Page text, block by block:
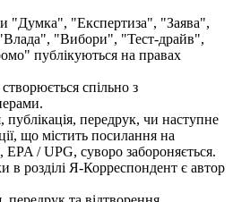
"Думка", "Експертиза", "Заява",
"Вибори", "Тест-драйв",
публікуються на правах
спільно з
публікація, передрук, чи наступне
що містить посилання на
EPA / UPG, суворо забороняється.
в розділі Я-Корреспондент є автор